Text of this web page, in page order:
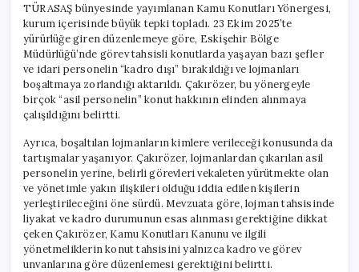
TÜRASAŞ bünyesinde yayımlanan Kamu Konutları Yönergesi,
kurum içerisinde büyük tepki topladı. 23 Ekim 2025’te
yürürlüğe giren düzenlemeye göre, Eskişehir Bölge
Müdürlüğü’nde görev tahsisli konutlarda yaşayan bazı şefler
ve idari personelin “kadro dışı” bırakıldığı ve lojmanları
boşaltmaya zorlandığı aktarıldı. Çakırözer, bu yönergeyle
birçok “asil personelin” konut hakkının elinden alınmaya
çalışıldığını belirtti.
Ayrıca, boşaltılan lojmanların kimlere verileceği konusunda da
tartışmalar yaşanıyor. Çakırözer, lojmanlardan çıkarılan asil
personelin yerine, belirli görevleri vekaleten yürütmekte olan
ve yönetimle yakın ilişkileri olduğu iddia edilen kişilerin
yerleştirileceğini öne sürdü. Mevzuata göre, lojman tahsisinde
liyakat ve kadro durumunun esas alınması gerektiğine dikkat
çeken Çakırözer, Kamu Konutları Kanunu ve ilgili
yönetmeliklerin konut tahsisini yalnızca kadro ve görev
unvanlarına göre düzenlemesi gerektiğini belirtti.